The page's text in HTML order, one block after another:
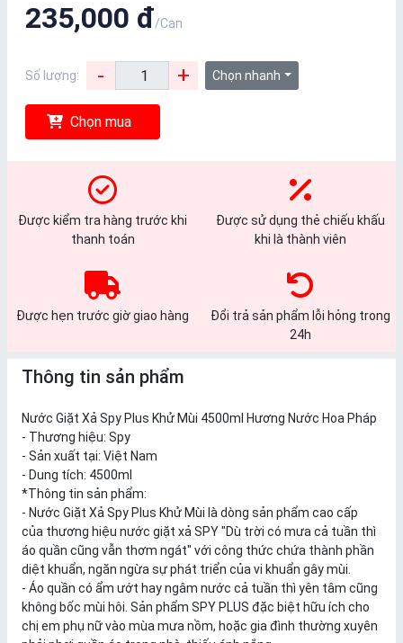
235,000 đ/Can
Số lượng: - + Chọn nhanh
Chọn mua
Được kiểm tra hàng trước khi
thanh toán
Được sử dụng thẻ chiếu khấu
khi là thành viên
Được hẹn trước giờ giao hàng
Đổi trả sản phẩm lỗi hỏng trong
24h
Thông tin sản phẩm
Nước Giặt Xả Spy Plus Khử Mùi 4500ml Hương Nước Hoa Pháp
- Thương hiệu: Spy
- Sản xuất tại: Việt Nam
- Dung tích: 4500ml
*Thông tin sản phẩm:
- Nước Giặt Xả Spy Plus Khử Mùi là dòng sản phẩm cao cấp
của thương hiệu nước giặt xả SPY "Dù trời có mưa cả tuần thì
áo quần cũng vẫn thơm ngát" với công thức chứa thành phần
diệt khuẩn, ngăn ngừa sự phát triển của vi khuẩn gây mùi.
- Áo quần có ẩm ướt hay ngâm nước cả tuần thì yên tâm cũng
không bốc mùi hôi. Sản phẩm SPY PLUS đặc biệt hữu ích cho
chị em phụ nữ vào mùa mưa nồm, hoặc gia đình thường xuyên